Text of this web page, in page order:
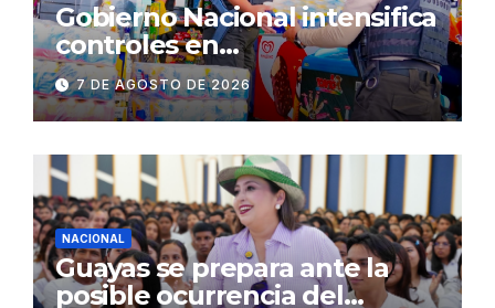
Gobierno Nacional intensifica
controles en
establecimientos y espacios
públicos de Pichincha: 684
operativos en zonas
comerciales y de
concurrencia
7 DE AGOSTO DE 2026
NACIONAL
Guayas se prepara ante la
posible ocurrencia del